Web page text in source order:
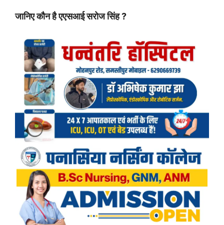
जानिए कौन है एएसआई सरोज सिंह ?